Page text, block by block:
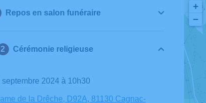
Repos en salon funéraire
Cérémonie religieuse
septembre 2024 à 10h30
de la Drêche, D92A, 81130 Cagnac-
+
−